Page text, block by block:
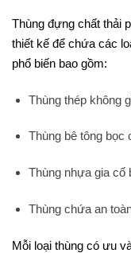
Thùng đựng chất thải
thiết kế để chứa các
phổ biến bao gồm:
Thùng thép không
Thùng bê tông bọc
Thùng nhựa gia cố
Thùng chứa an
Mỗi loại thùng có ưu